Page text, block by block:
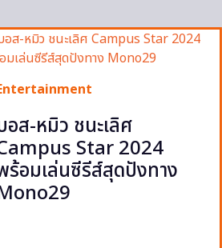
อส-หมิว ชนะเลิศ
Star 2024
ร้อมเล่นซีรีส์สุดปังทาง